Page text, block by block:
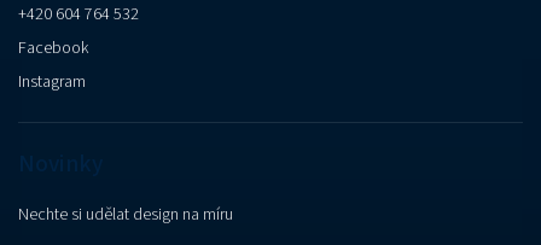
+420 604 764 532
Facebook
Instagram
Nechte si udělat design na míru